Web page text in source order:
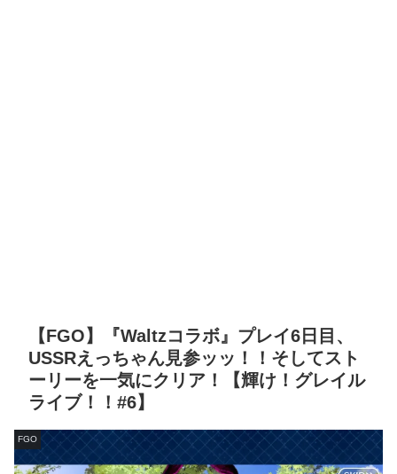
【FGO】『Waltzコラボ』プレイ6日目、
USSRえっちゃん見参ッッ！！そしてスト
ーリーを一気にクリア！【輝け！グレイル
ライブ！！#6】
FGO